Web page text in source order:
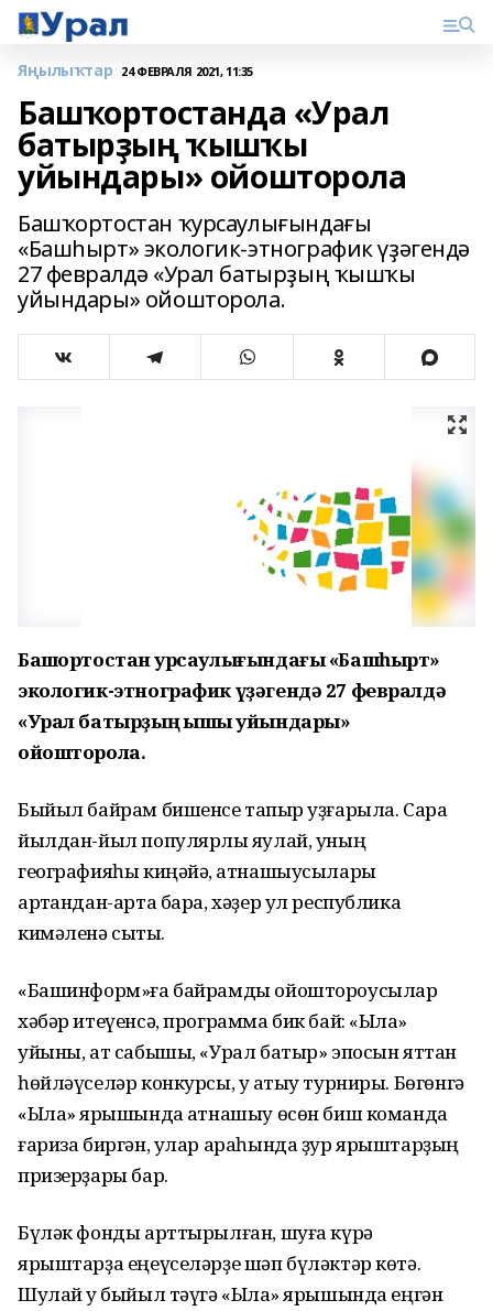
Яңылыҡтар 24 ФЕВРАЛЯ 2021, 11:35
Башҡортостанда «Урал
батырҙың ҡышҡы
уйындары» ойошторола
Башҡортостан ҡурсаулығындағы
«Башһырт» экологик-этнографик үҙәгендә
27 февралдә «Урал батырҙың ҡышҡы
уйындары» ойошторола.
Башҡортостан ҡурсаулығындағы «Башһырт»
экологик-этнографик үҙәгендә 27 февралдә
«Урал батырҙың ҡышҡы уйындары»
ойошторола.
Быйыл байрам бишенсе тапҡыр уҙғарыла. Сара
йылдан-йыл популярлыҡ яулай, уның
географияһы киңәйә, ҡатнашыусылары
артҡандан-арта бара, хәҙер ул республика
кимәленә сыҡты.
«Башинформ»ға байрамды ойоштороусылар
хәбәр итеүенсә, программа бик бай: «Ылаҡ»
уйыны, ат сабышы, «Урал батыр» эпосын яттан
һөйләүселәр конкурсы, уҡ атыу турниры. Бөгөнгә
«Ылаҡ» ярышында ҡатнашыу өсөн биш команда
ғариза биргән, улар араһында ҙур ярыштарҙың
призерҙары бар.
Бүләк фонды арттырылған, шуға күрә
ярыштарҙа еңеүселәрҙе шәп бүләктәр көтә.
Шулай уҡ быйыл тәүгә «Ылаҡ» ярышында еңгән